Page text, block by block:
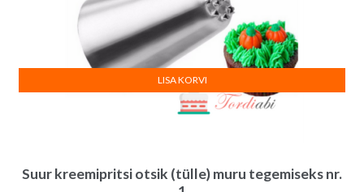
Suur kreemipritsi otsik (tülle) muru tegemiseks nr.
LISA KORVI